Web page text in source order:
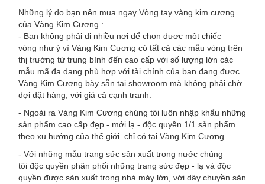
Những lý do bạn nên mua ngay Vòng tay vàng kim cương
của Vàng Kim Cương :
- Bạn không phải đi nhiều nơi để chọn được một chiếc
vòng như ý vì Vàng Kim Cương có tất cả các mẫu vòng trên
thị trường từ trung bình đến cao cấp với số lượng lớn các
mẫu mã đa dạng phù hợp với tài chính của bạn đang được
Vàng Kim Cương bày sẵn tại showroom mà không phải chờ
đợi đặt hàng, với giá cả cạnh tranh.
- Ngoài ra Vàng Kim Cương chúng tôi luôn nhập khẩu những
sản phẩm cao cấp đẹp - mới lạ - độc quyền 1/1 sản phẩm
theo xu hướng của thế giới chỉ có tại Vàng Kim Cương.
- Với những mẫu trang sức sản xuất trong nước chúng
tôi độc quyền phân phối những trang sức đẹp - lạ và độc
quyền được sản xuất trong nhà máy lớn, với dây chuyền sản